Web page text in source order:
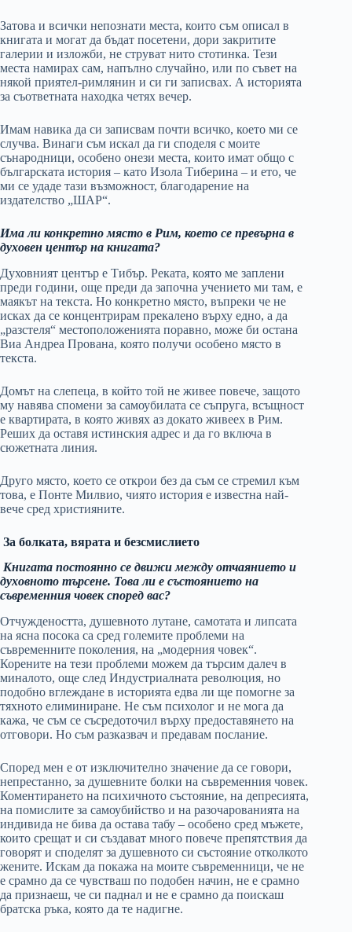
Затова и всички непознати места, които съм описал в
книгата и могат да бъдат посетени, дори закритите
галерии и изложби, не струват нито стотинка. Тези
места намирах сам, напълно случайно, или по съвет на
някой приятел-римлянин и си ги записвах. А историята
за съответната находка четях вечер.
Имам навика да си записвам почти всичко, което ми се
случва. Винаги съм искал да ги споделя с моите
сънародници, особено онези места, които имат общо с
българската история – като Изола Тиберина – и ето, че
ми се удаде тази възможност, благодарение на
издателство „ШАР“.
Има ли конкретно място в Рим, което се превърна в
духовен център на книгата?
Духовният център е Тибър. Реката, която ме заплени
преди години, още преди да започна учението ми там, е
маякът на текста. Но конкретно място, въпреки че не
исках да се концентрирам прекалено върху едно, а да
„разстеля“ местоположенията поравно, може би остана
Виа Андреа Прована, която получи особено място в
текста.
Домът на слепеца, в който той не живее повече, защото
му навява спомени за самоубилата се съпруга, всъщност
е квартирата, в която живях аз докато живеех в Рим.
Реших да оставя истинския адрес и да го включа в
сюжетната линия.
Друго място, което се открои без да съм се стремил към
това, е Понте Милвио, чиято история е известна най-
вече сред християните.
За болката, вярата и безсмислието
Книгата постоянно се движи между отчаянието и
духовното търсене. Това ли е състоянието на
съвременния човек според вас?
Отчуждеността, душевното лутане, самотата и липсата
на ясна посока са сред големите проблеми на
съвременните поколения, на „модерния човек“.
Корените на тези проблеми можем да търсим далеч в
миналото, още след Индустриалната революция, но
подобно вглеждане в историята едва ли ще помогне за
тяхното елиминиране. Не съм психолог и не мога да
кажа, че съм се съсредоточил върху предоставянето на
отговори. Но съм разказвач и предавам послание.
Според мен е от изключително значение да се говори,
непрестанно, за душевните болки на съвременния човек.
Коментирането на психичното състояние, на депресията,
на помислите за самоубийство и на разочарованията на
индивида не бива да остава табу – особено сред мъжете,
които срещат и си създават много повече препятствия да
говорят и споделят за душевното си състояние отколкото
жените. Искам да покажа на моите съвременници, че не
е срамно да се чувстваш по подобен начин, не е срамно
да признаеш, че си паднал и не е срамно да поискаш
братска ръка, която да те надигне.